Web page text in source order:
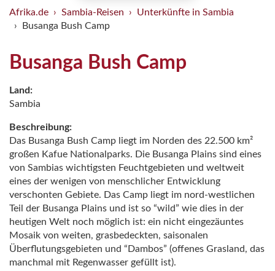
Afrika.de Sambia-Reisen
Unterkünfte in Sambia
Busanga Bush Camp
Busanga Bush Camp
Land:
Sambia
Beschreibung:
Das Busanga Bush Camp liegt im Norden des 22.500 km²
großen Kafue Nationalparks. Die Busanga Plains sind eines
von Sambias wichtigsten Feuchtgebieten und weltweit
eines der wenigen von menschlicher Entwicklung
verschonten Gebiete. Das Camp liegt im nord-westlichen
Teil der Busanga Plains und ist so “wild” wie dies in der
heutigen Welt noch möglich ist: ein nicht eingezäuntes
Mosaik von weiten, grasbedeckten, saisonalen
Überflutungsgebieten und “Dambos” (offenes Grasland, das
manchmal mit Regenwasser gefüllt ist).